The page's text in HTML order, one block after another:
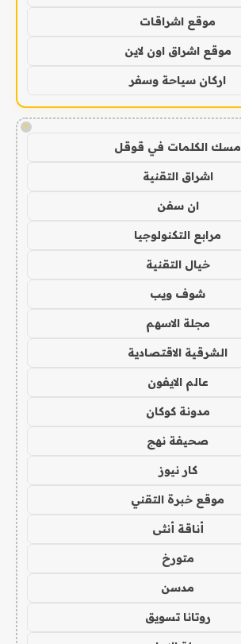
موقع اشراقات
موقع اشراق اون لاين
اركان سياحة وسفر
!
مسك الكلمات في قوقل
اشراق التقنية
ان سفن
مرابع التكنولوجيا
خيال التقنية
شوف ويب
مجلة الاسهم
الشرقية الاقتصادية
عالم الايفون
مدونة كوكان
صحيفة نهج
كار نيوز
موقع خبرة التقني
أناقة أنثى
متورخ
مدسن
روتانا تسويق